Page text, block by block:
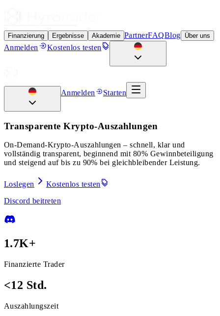
Finanzierung Ergebnisse Akademie PartnerFAQBlog Über uns
Anmelden Kostenlos testen
Anmelden Starten
Transparente Krypto-Auszahlungen
On-Demand-Krypto-Auszahlungen – schnell, klar und
vollständig transparent, beginnend mit 80% Gewinnbeteiligung
und steigend auf bis zu 90% bei gleichbleibender Leistung.
Loslegen
Kostenlos testen
Discord beitreten
1.7K+
Finanzierte Trader
<12 Std.
Auszahlungszeit